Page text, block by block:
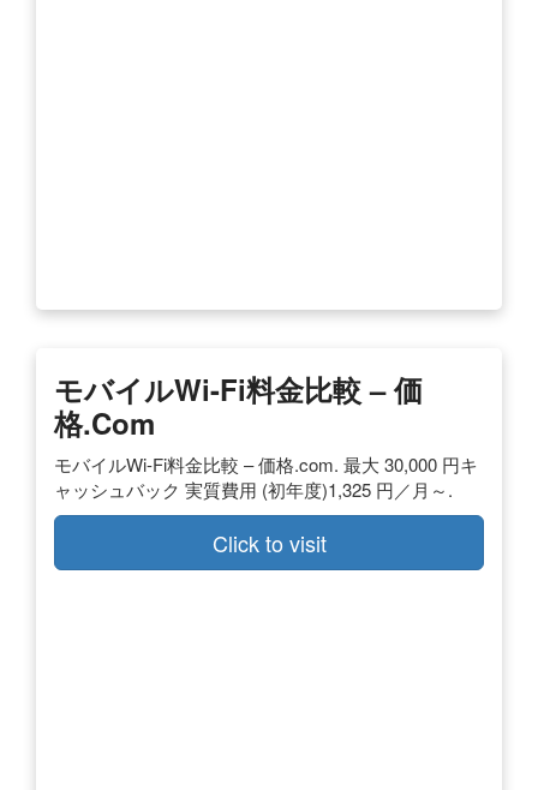
モバイルWi-Fi料金比較 – 価
格.com
モバイルWi-Fi料金比較 – 価格.com. 最大 30,000 円キ
ャッシュバック 実質費用 (初年度)1,325 円／月～.
Click to visit